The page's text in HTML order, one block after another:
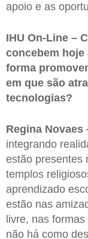
apoio e as
IHU On-Line –
concebem hoje
forma
em que são
tecnologias?
Regina Novaes
integrando
estão presentes
templos
aprendizado
estão nas
livre, nas formas
não há como